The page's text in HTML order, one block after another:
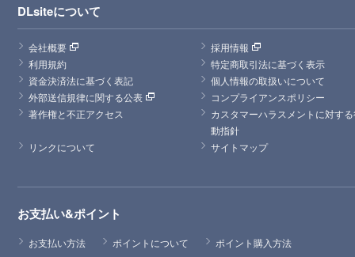
DLsiteについて
会社概要
採用情報
利用規約
特定商取引法に基づく表示
資金決済法に基づく表記
個人情報の取扱いについて
外部送信規律に関する公表
コンプライアンスポリシー
著作権と不正アクセス
カスタマーハラスメントに対す
動指針
リンクについて
サイトマップ
お支払い&ポイント
お支払い方法 ポイントについて ポイント購入方法